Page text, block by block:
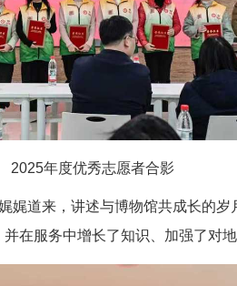
2025年度优秀志愿者合影
道来，讲述与博物馆共成长的
在服务中增长了知识、加强了对地